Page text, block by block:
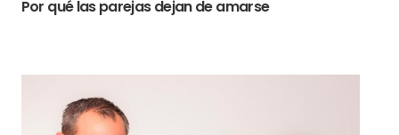
Por qué las parejas dejan de amarse